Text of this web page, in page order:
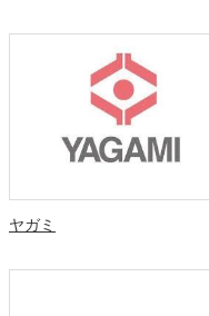
ヤガミ